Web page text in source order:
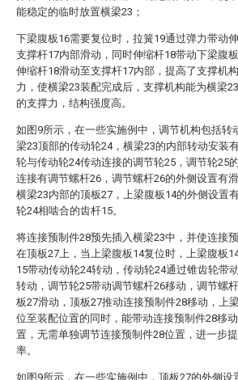
能稳定的临时放置横梁23；
下梁腹板16需要复位时，拉簧19通过弹力带动
支撑杆17内部滑动，同时伸缩杆18带动下梁腹板
伸缩杆18滑动至支撑杆17内部，提高了支撑机
力，使横梁23装配完成后，支撑机构能为横梁
的支撑力，结构强度高。
如图9所示，在一些实施例中，调节机构包括转
梁23顶部的传动轮24，横梁23的内部转动安装
轮与传动轮24传动连接的调节轮25，调节轮25
连接有调节螺杆26，调节螺杆26的外侧设置有
横梁23内部的顶板27，上梁腹板14的外侧设置
轮24相啮合的齿杆15。
将连接预制件28预先插入横梁23中，并使连接
在顶板27上，当上梁腹板14复位时，上梁腹板
15带动传动轮24转动，传动轮24通过锥齿轮带
转动，调节轮25带动调节螺杆26移动，调节螺
板27滑动，顶板27推动连接预制件28移动，上
位至装配位置的同时，能带动连接预制件28移
置，无需单独调节连接预制件28位置，进一步
率。
如图9所示，在一些实施例中，顶板27的外侧设